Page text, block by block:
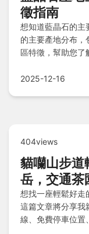
徵指南
想知道藍晶石的主
的主要產地分布，
區特徵，幫助您了
2025-12-16
404views
貓囒山步道
岳，交通茶
想找一座輕鬆好走
這篇文章將分享我
線、免費停車位置